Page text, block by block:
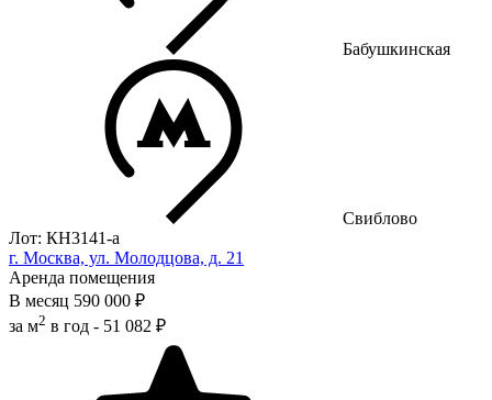
Бабушкинская
Свиблово
Лот: КН3141-a
г. Москва, ул. Молодцова, д. 21
Аренда помещения
В месяц 590 000 ₽
за м2 в год - 51 082 ₽